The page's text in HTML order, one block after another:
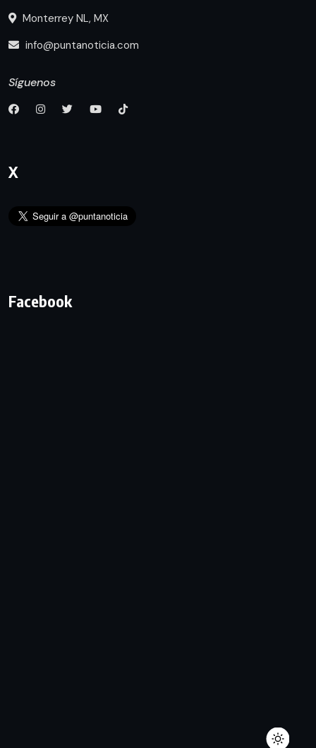
Monterrey NL, MX
info@puntanoticia.com
Síguenos
X
Facebook